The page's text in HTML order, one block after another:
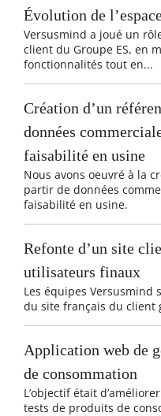
Évolution de
Versusmind a joué un
client du Groupe ES, en
fonctionnalités tout en...
Création d’un
données
faisabilité en usine
Nous avons oeuvré à la
partir de données
faisabilité en usine.
Refonte d’un site
utilisateurs finaux
Les équipes Versusmind
du site français du client
Application web de
de consommation
L’objectif était
tests de produits de